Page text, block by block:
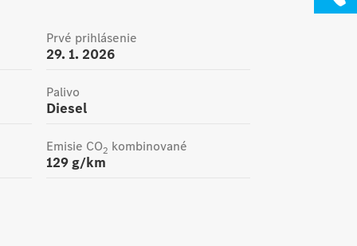
29. 1. 2026
Prvé prihlásenie
Diesel
Palivo
129g/km
Emisie CO2 kombinované